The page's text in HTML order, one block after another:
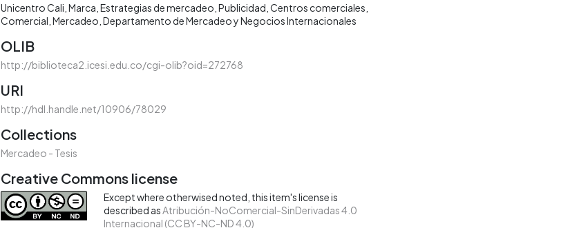
Unicentro Cali Marca Estrategias de mercadeo Publicidad Centros comerciales
Comercial Mercadeo Departamento de Mercadeo y Negocios Internacionales
OLIB
http://biblioteca2.icesi.edu.co/cgi-olib?oid=272768
URI
http://hdl.handle.net/10906/78029
Collections
Mercadeo - Tesis
Creative Commons license
Except where otherwised noted, this item's license is
described as Atribución-NoComercial-SinDerivadas 4.0
Internacional (CC BY-NC-ND 4.0)